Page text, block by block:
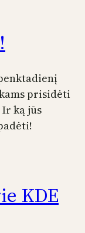
prisidėti
ką jūs
KDE